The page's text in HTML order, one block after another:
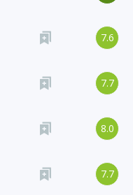
7.6
7.7
8.0
7.7